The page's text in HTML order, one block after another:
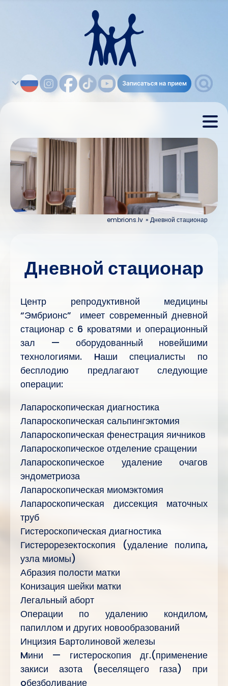
embrions.lv » Дневной стационар
Дневной стационар
Центр репродуктивной медицины
“Эмбрионс” имеет современный дневной
стационар с 6 кроватями и операционный
зал — оборудованный новейшими
технологиями. Hаши специалисты по
бесплодию предлагают следующие
операции:
Лапароскопическая диагностика
Лапароскопическая сальпингэктомия
Лапароскопическая фенестрация яичников
Лапароскопическое отделение сращении
Лапароскопическое удаление очагов
эндометриоза
Лапароскопическая миомэктомия
Лапароскопическая диссекция маточных
труб
Гистероскопическая диагностика
Гистерорезектоскопия (удаление полипа,
узла миомы)
Абразия полости матки
Конизация шейки матки
Легальный аборт
Операции по удалению кондилом,
папиллом и других новообразований
Инцизия Бартолиновой железы
Mини — гистероскопия дг.(применение
закиси азота (веселящего газа) при
oбезболивание